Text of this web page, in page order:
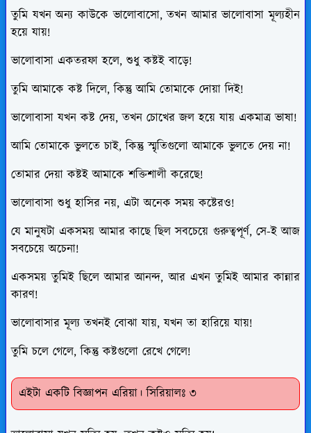
তুমি যখন অন্য কাউকে ভালোবাসো, তখন আমার ভালোবাসা মূল্যহীন
হয়ে যায়!
ভালোবাসা একতরফা হলে, শুধু কষ্টই বাড়ে!
তুমি আমাকে কষ্ট দিলে, কিন্তু আমি তোমাকে দোয়া দিই!
ভালোবাসা যখন কষ্ট দেয়, তখন চোখের জল হয়ে যায় একমাত্র ভাষা!
আমি তোমাকে ভুলতে চাই, কিন্তু স্মৃতিগুলো আমাকে ভুলতে দেয় না!
তোমার দেয়া কষ্টই আমাকে শক্তিশালী করেছে!
ভালোবাসা শুধু হাসির নয়, এটা অনেক সময় কষ্টেরও!
যে মানুষটা একসময় আমার কাছে ছিল সবচেয়ে গুরুত্বপূর্ণ, সে-ই আজ
সবচেয়ে অচেনা!
একসময় তুমিই ছিলে আমার আনন্দ, আর এখন তুমিই আমার কান্নার
কারণ!
ভালোবাসার মূল্য তখনই বোঝা যায়, যখন তা হারিয়ে যায়!
তুমি চলে গেলে, কিন্তু কষ্টগুলো রেখে গেলে!
এইটা একটি বিজ্ঞাপন এরিয়া। সিরিয়ালঃ ৩